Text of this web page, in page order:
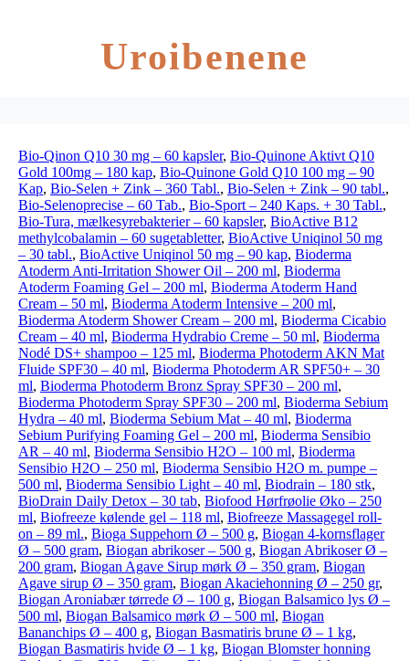
Uroibenene
Bio-Qinon Q10 30 mg – 60 kapsler, Bio-Quinone Aktivt Q10
Gold 100mg – 180 kap, Bio-Quinone Gold Q10 100 mg – 90
Kap, Bio-Selen + Zink – 360 Tabl., Bio-Selen + Zink – 90 tabl.,
Bio-Selenoprecise – 60 Tab., Bio-Sport – 240 Kaps. + 30 Tabl.,
Bio-Tura, mælkesyrebakterier – 60 kapsler, BioActive B12
methylcobalamin – 60 sugetabletter, BioActive Uniqinol 50 mg
– 30 tabl., BioActive Uniqinol 50 mg – 90 kap, Bioderma
Atoderm Anti-Irritation Shower Oil – 200 ml, Bioderma
Atoderm Foaming Gel – 200 ml, Bioderma Atoderm Hand
Cream – 50 ml, Bioderma Atoderm Intensive – 200 ml,
Bioderma Atoderm Shower Cream – 200 ml, Bioderma Cicabio
Cream – 40 ml, Bioderma Hydrabio Creme – 50 ml, Bioderma
Nodé DS+ shampoo – 125 ml, Bioderma Photoderm AKN Mat
Fluide SPF30 – 40 ml, Bioderma Photoderm AR SPF50+ – 30
ml, Bioderma Photoderm Bronz Spray SPF30 – 200 ml,
Bioderma Photoderm Spray SPF30 – 200 ml, Bioderma Sebium
Hydra – 40 ml, Bioderma Sebium Mat – 40 ml, Bioderma
Sebium Purifying Foaming Gel – 200 ml, Bioderma Sensibio
AR – 40 ml, Bioderma Sensibio H2O – 100 ml, Bioderma
Sensibio H2O – 250 ml, Bioderma Sensibio H2O m. pumpe –
500 ml, Bioderma Sensibio Light – 40 ml, Biodrain – 180 stk,
BioDrain Daily Detox – 30 tab, Biofood Hørfrøolie Øko – 250
ml, Biofreeze kølende gel – 118 ml, Biofreeze Massagegel roll-
on – 89 ml., Bioga Suppehorn Ø – 500 g, Biogan 4-kornsflager
Ø – 500 gram, Biogan abrikoser – 500 g, Biogan Abrikoser Ø –
200 gram, Biogan Agave Sirup mørk Ø – 350 gram, Biogan
Agave sirup Ø – 350 gram, Biogan Akaciehonning Ø – 250 gr,
Biogan Aroniabær tørrede Ø – 100 g, Biogan Balsamico lys Ø –
500 ml, Biogan Balsamico mørk Ø – 500 ml, Biogan
Bananchips Ø – 400 g, Biogan Basmatiris brune Ø – 1 kg,
Biogan Basmatiris hvide Ø – 1 kg, Biogan Blomster honning